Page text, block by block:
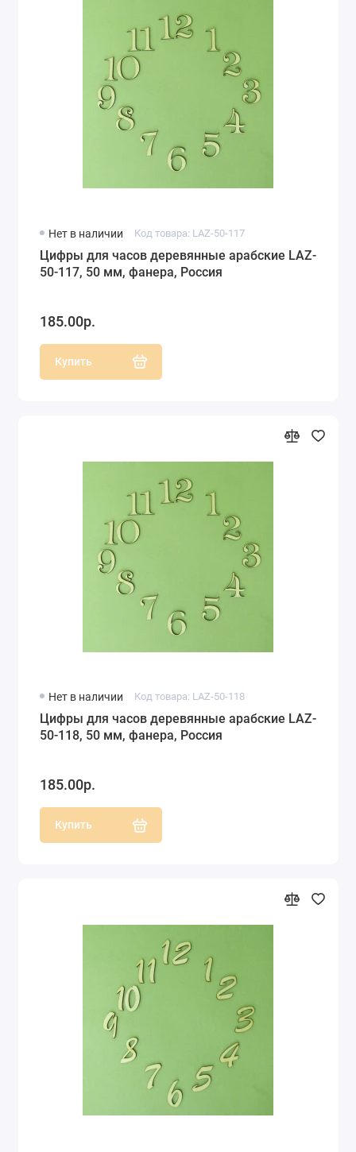
Нет в наличии Код товара: LAZ-50-117
Цифры для часов деревянные арабские LAZ-
50-117, 50 мм, фанера, Россия
185.00р.
Купить
Нет в наличии Код товара: LAZ-50-118
Цифры для часов деревянные арабские LAZ-
50-118, 50 мм, фанера, Россия
185.00р.
Купить